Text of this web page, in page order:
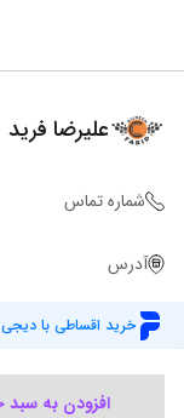
خرید اقساطی با
افزودن به سبد
علیرضا فرید
شماره تماس
آدرس